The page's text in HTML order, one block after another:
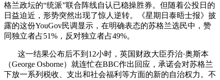
格兰政坛的“统派”联合阵线自认已稳操胜券。但随着公投日的
日益迫近，形势突然出现了惊人逆转。《星期日泰晤士报》披
露的这份YouGov民调显示，在明确表态的苏格兰选民中，赞
同独立者占51% ，反对独立者占49%。
这一结果公布后不到 12小时，英国财政大臣乔治·奥斯本
（George Osborne）就连忙在BBC作出回应，承诺会对苏格兰
下放一系列税收、支出和社会福利等方面的新的自治权力。不